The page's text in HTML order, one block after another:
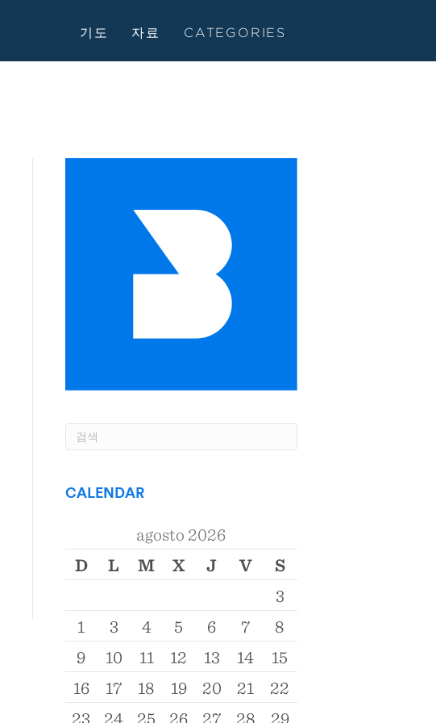
기도 자료 CATEGORIES
CALENDAR
agosto 2026
D
L M X J V
S
3
1
3 4 5 6 7
8
9
10 11 12 13 14
15
16
17 18 19 20 21
22
23
24 25 26 27 28 29